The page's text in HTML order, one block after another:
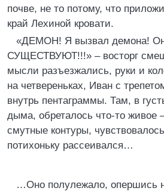
почве, не то потому, что
край Лехиной кровати.
«ДЕМОН! Я вызвал демона!
СУЩЕСТВУЮТ!!!» – восторг
мысли разъезжались, руки и
на четвереньках, Иван с
внутрь пентаграммы. Там, в
дыма, обреталось что-то живое
смутные контуры,
потихоньку рассеивался…
…Оно полулежало, опершись